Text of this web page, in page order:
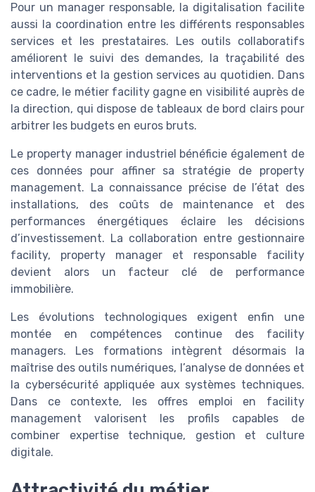
Pour un manager responsable, la digitalisation facilite
aussi la coordination entre les différents responsables
services et les prestataires. Les outils collaboratifs
améliorent le suivi des demandes, la traçabilité des
interventions et la gestion services au quotidien. Dans
ce cadre, le métier facility gagne en visibilité auprès de
la direction, qui dispose de tableaux de bord clairs pour
arbitrer les budgets en euros bruts.
Le property manager industriel bénéficie également de
ces données pour affiner sa stratégie de property
management. La connaissance précise de l’état des
installations, des coûts de maintenance et des
performances énergétiques éclaire les décisions
d’investissement. La collaboration entre gestionnaire
facility, property manager et responsable facility
devient alors un facteur clé de performance
immobilière.
Les évolutions technologiques exigent enfin une
montée en compétences continue des facility
managers. Les formations intègrent désormais la
maîtrise des outils numériques, l’analyse de données et
la cybersécurité appliquée aux systèmes techniques.
Dans ce contexte, les offres emploi en facility
management valorisent les profils capables de
combiner expertise technique, gestion et culture
digitale.